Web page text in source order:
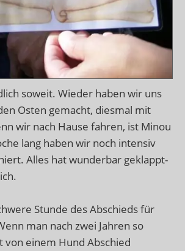
soweit. Wieder haben wir uns
Osten gemacht, diesmal mit
wir nach Hause fahren, ist Minou
lang haben wir noch intensiv
Alles hat wunderbar geklappt-
Stunde des Abschieds für
man nach zwei Jahren so
von einem Hund Abschied